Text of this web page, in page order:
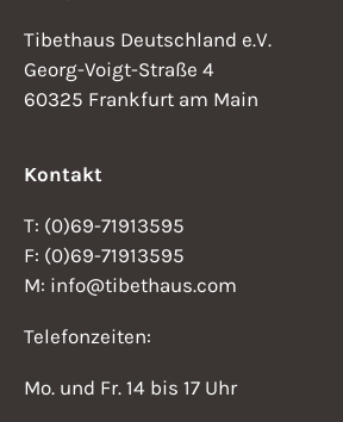
Tibethaus Deutschland e.V.
Georg-Voigt-Straße 4
60325 Frankfurt am Main
Kontakt
T: (0)69-71913595
F: (0)69-71913595
M: info@tibethaus.com
Telefonzeiten:
Mo. und Fr. 14 bis 17 Uhr